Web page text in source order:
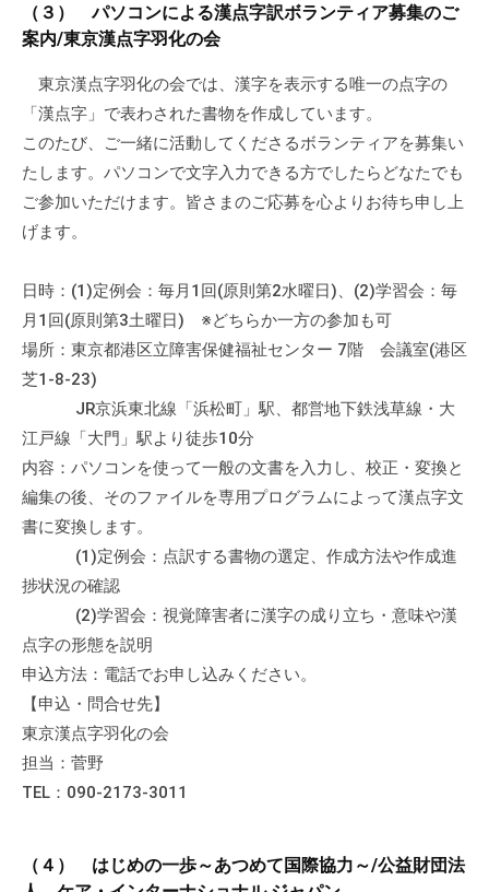
（３） パソコンによる漢点字訳ボランティア募集のご
案内/東京漢点字羽化の会
東京漢点字羽化の会では、漢字を表示する唯一の点字の
「漢点字」で表わされた書物を作成しています。
このたび、ご一緒に活動してくださるボランティアを募集い
たします。パソコンで文字入力できる方でしたらどなたでも
ご参加いただけます。皆さまのご応募を心よりお待ち申し上
げます。
日時：(1)定例会：毎月1回(原則第2水曜日)、(2)学習会：毎
月1回(原則第3土曜日) ※どちらか一方の参加も可
場所：東京都港区立障害保健福祉センター 7階 会議室(港区
芝1-8-23)
JR京浜東北線「浜松町」駅、都営地下鉄浅草線・大
江戸線「大門」駅より徒歩10分
内容：パソコンを使って一般の文書を入力し、校正・変換と
編集の後、そのファイルを専用プログラムによって漢点字文
書に変換します。
(1)定例会：点訳する書物の選定、作成方法や作成進
捗状況の確認
(2)学習会：視覚障害者に漢字の成り立ち・意味や漢
点字の形態を説明
申込方法：電話でお申し込みください。
【申込・問合せ先】
東京漢点字羽化の会
担当：菅野
TEL：090-2173-3011
（４） はじめの一歩～あつめて国際協力～/公益財団法